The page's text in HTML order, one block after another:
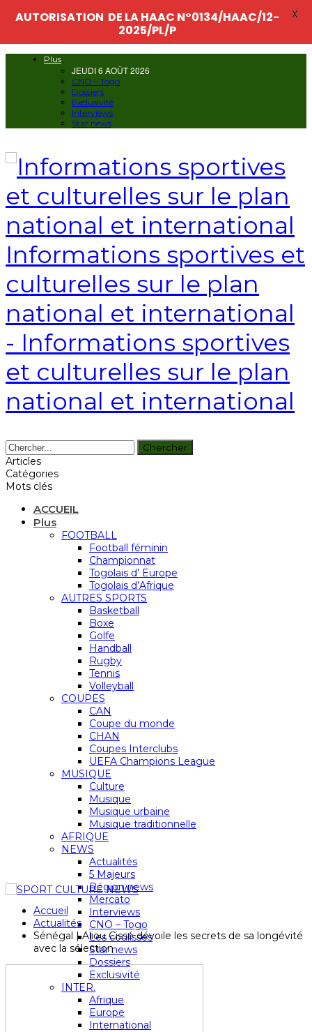
Plus
JEUDI 6 AOÛT 2026
CNO – Togo
Dossiers
Exclusivité
Interviews
Star news
Informations sportives et
culturelles sur le plan
national et international
- Informations sportives
et culturelles sur le plan
national et international
Articles
Catégories
Mots clés
ACCUEIL
Plus
FOOTBALL
Football féminin
Championnat
Togolais d’ Europe
Togolais d’Afrique
AUTRES SPORTS
Basketball
Boxe
Golfe
Handball
Rugby
Tennis
Volleyball
COUPES
CAN
Coupe du monde
CHAN
Coupes Interclubs
UEFA Champions League
MUSIQUE
Culture
Musique
Musique urbaine
Musique traditionnelle
AFRIQUE
NEWS
Actualités
5 Majeurs
Région news
Mercato
Interviews
CNO – Togo
Les coulisses
Star news
Dossiers
Exclusivité
INTER.
Afrique
Europe
International
Accueil
Actualités
Sénégal | Aliou Cissé dévoile les secrets de sa longévité
avec la sélection
AUTORISATION DE LA HAAC N°0134/HAAC/12-
2025/PL/P
X